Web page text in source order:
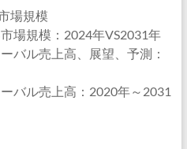
場規模
場規模：2024年VS2031年
バル売上高、展望、予測：
バル売上高：2020年～2031